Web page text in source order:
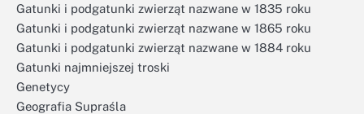
Gatunki i podgatunki zwierząt nazwane w 1835 roku
Gatunki i podgatunki zwierząt nazwane w 1865 roku
Gatunki i podgatunki zwierząt nazwane w 1884 roku
Gatunki najmniejszej troski
Genetycy
Geografia Supraśla